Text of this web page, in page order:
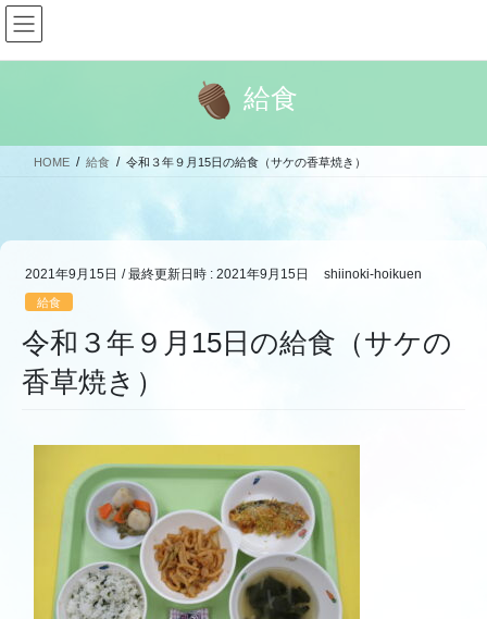
コ
ン
ス
ナ
ビ
ン
給食
HOME 給食 令和３年９月15日の給食（サケの香草焼き）
2021年9月15日 / 最終更新日時 : 2021年9月15日 shiinoki-hoikuen
給食
令和３年９月15日の給食（サケの
香草焼き）